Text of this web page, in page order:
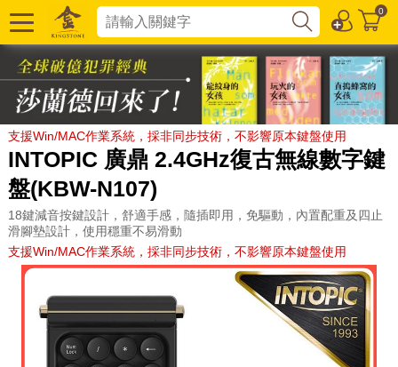
0
支援Win/MAC作業系統，採非同步技術，不影響原本鍵盤使用
INTOPIC 廣鼎 2.4GHz復古無線數字鍵
盤(KBW-N107)
18鍵減音按鍵設計，舒適手感，隨插即用，免驅動，內置配重及四止
滑腳墊設計，使用穩重不易滑動
支援Win/MAC作業系統，採非同步技術，不影響原本鍵盤使用